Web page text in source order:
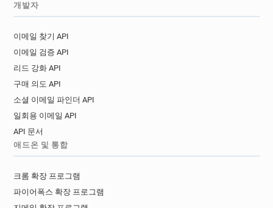
개발자
이메일 찾기 API
이메일 검증 API
리드 강화 API
구매 의도 API
소셜 이메일 파인더 API
일회용 이메일 API
API 문서
애드온 및 통합
크롬 확장 프로그램
파이어폭스 확장 프로그램